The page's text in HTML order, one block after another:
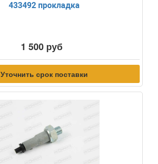
433492 прокладка
1 500 руб
Уточнить срок поставки